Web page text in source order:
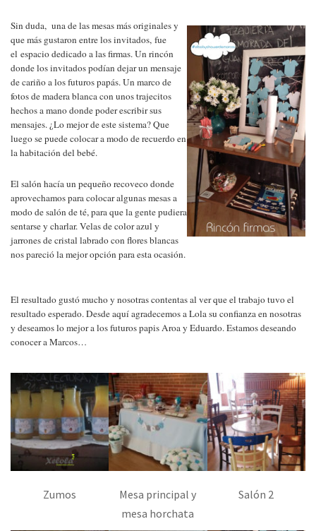
Sin duda, una de las mesas más originales y
que más gustaron entre los invitados, fue
el espacio dedicado a las firmas. Un rincón
donde los invitados podían dejar un mensaje
de cariño a los futuros papás. Un marco de
fotos de madera blanca con unos trajecitos
hechos a mano donde poder escribir sus
mensajes. ¿Lo mejor de este sistema? Que
luego se puede colocar a modo de recuerdo en
la habitación del bebé.
El salón hacía un pequeño recoveco donde
aprovechamos para colocar algunas mesas a
modo de salón de té, para que la gente pudiera
sentarse y charlar. Velas de color azul y
jarrones de cristal labrado con flores blancas
nos pareció la mejor opción para esta ocasión.
El resultado gustó mucho y nosotras contentas al ver que el trabajo tuvo el
resultado esperado. Desde aquí agradecemos a Lola su confianza en nosotras
y deseamos lo mejor a los futuros papis Aroa y Eduardo. Estamos deseando
conocer a Marcos…
Zumos
Mesa principal y
mesa horchata
Salón 2